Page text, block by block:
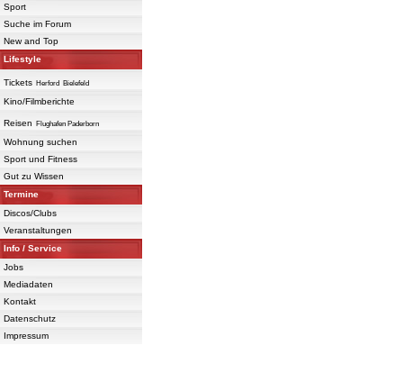
Sport
Suche im Forum
New and Top
Lifestyle
Tickets Herford Bielefeld
Kino/Filmberichte
Reisen Flughafen Paderborn
Wohnung suchen
Sport und Fitness
Gut zu Wissen
Termine
Discos/Clubs
Veranstaltungen
Info / Service
Jobs
Mediadaten
Kontakt
Datenschutz
Impressum